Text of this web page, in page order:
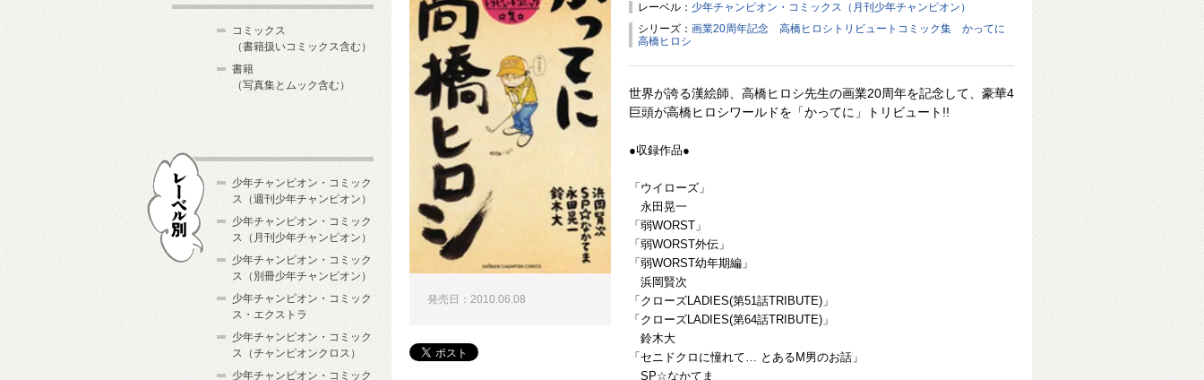
レーベル： 少年チャンピオン・コミックス（月刊少年チャンピオン）
シリーズ： 画業20周年記念 高橋ヒロシトリビュートコミック集 かってに
高橋ヒロシ
世界が誇る漢絵師、高橋ヒロシ先生の画業20周年を記念して、豪華4
巨頭が高橋ヒロシワールドを「かってに」トリビュート!!
●収録作品●
「ウイローズ」
永田晃一
「弱WORST」
「弱WORST外伝」
「弱WORST幼年期編」
浜岡賢次
「クローズLADIES(第51話TRIBUTE)」
「クローズLADIES(第64話TRIBUTE)」
鈴木大
「セニドクロに憧れて… とあるM男のお話」
SP☆なかてま
発売日：2010.06.08
コミックス
（書籍扱いコミックス含む）
書籍
（写真集とムック含む）
少年チャンピオン・コミック
ス（週刊少年チャンピオン）
少年チャンピオン・コミック
ス（月刊少年チャンピオン）
少年チャンピオン・コミック
ス（別冊少年チャンピオン）
少年チャンピオン・コミック
ス・エクストラ
少年チャンピオン・コミック
ス（チャンピオンクロス）
少年チャンピオン・コミック